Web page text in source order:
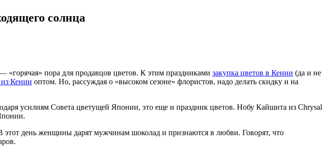
солнца
пора для продавцов цветов. К этим праздниками закупка цветов в Кении (да и не
из Кении оптом. Но, рассуждая о «высоком сезоне» флористов, надо делать скидку и на
усилиям Совета цветущей Японии, это еще и праздник цветов. Нобу Кайшита из Chrysal
день женщины дарят мужчинам шоколад и признаются в любви. Говорят, что